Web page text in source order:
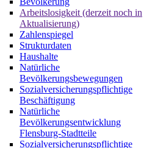
Arbeitslosigkeit (derzeit noch in
Aktualisierung)
Zahlenspiegel
Strukturdaten
Haushalte
Natürliche
Bevölkerungsbewegungen
Sozialversicherungspflichtige
Beschäftigung
Natürliche
Bevölkerungsentwicklung
Flensburg-Stadtteile
Sozialversicherungspflichtige